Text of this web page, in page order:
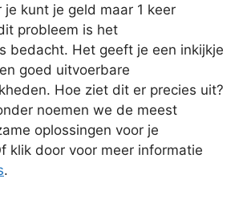
je kunt je geld maar 1 keer
probleem is het
bedacht. Het geeft je een inkijkje
goed uitvoerbare
Hoe ziet dit er precies uit?
noemen we de meest
oplossingen voor je
klik door voor meer informatie
.